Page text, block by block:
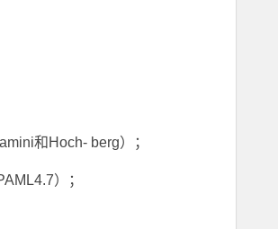
和Hoch- berg）；
）；